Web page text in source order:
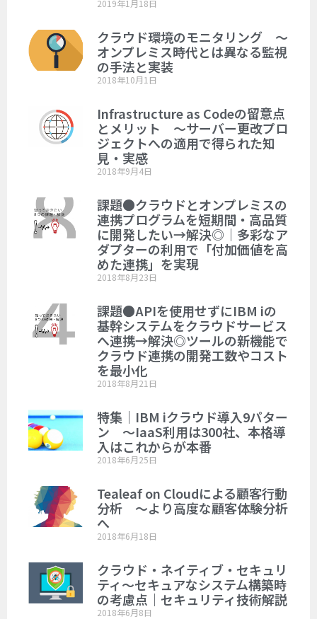
2019年1月18日
クラウド環境のモニタリング ～
オンプレミス時代とは異なる監視
の手法と実装
2018年10月1日
Infrastructure as Codeの留意点
とメリット ～サーバー更改プロ
ジェクトへの適用で得られた知
見・実感
2018年9月4日
課題●クラウドとオンプレミスの
連携プログラムを短期間・高品質
に開発したい→解決◎｜多彩なア
ダプターの利用で「付加価値を高
めた連携」を実現
2018年8月23日
課題●APIを使用せずにIBM iの
基幹システムをクラウドサービス
へ連携→解決◎ツールの新機能で
クラウド連携の開発工数やコスト
を最小化
2018年8月21日
特集｜IBM iクラウド導入9パター
ン ～IaaS利用は300社、本格導
入はこれからが本番
2018年6月25日
Tealeaf on Cloudによる顧客行動
分析 ～より高度な顧客体験分析
へ
2018年6月18日
クラウド・ネイティブ・セキュリ
ティ～セキュアなシステム構築時
の考慮点｜セキュリティ技術解説
2018年6月8日